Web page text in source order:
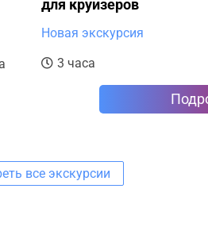
95
все экскурсии